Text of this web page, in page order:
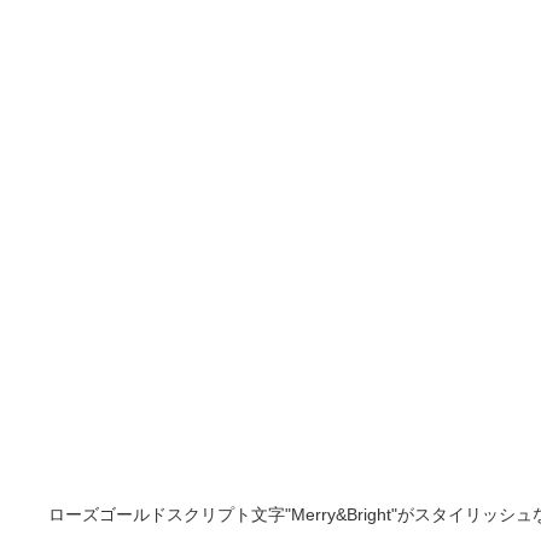
ローズゴールドスクリプト文字"Merry&Bright"がスタイリッシュ